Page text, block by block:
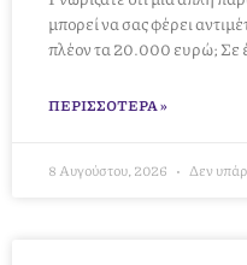
μπορεί να σας φέρει
πλέον τα 20.000 ευρώ; Σε
ΠΕΡΙΣΣΌΤΕΡΑ »
8 Αυγούστου, 2026 Δεν